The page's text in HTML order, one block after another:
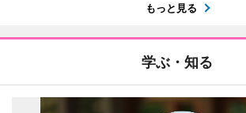
もっと見る
学ぶ・知る